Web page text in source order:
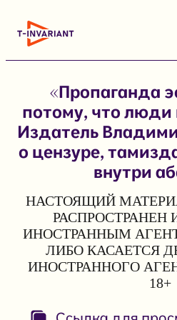
«Пропаганда
потому, что люди
Издатель
о цензуре,
внутри
НАСТОЯЩИЙ
РАСПРОСТРАНЕН
ИНОСТРАННЫМ
ЛИБО КАСАЕТСЯ
ИНОСТРАННОГО
18+